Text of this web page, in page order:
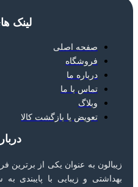
لینک
صفحه اصلی
فروشگاه
درباره ما
تماس با ما
وبلاگ
تعویض یا بازگشت کالا
زیبالون به عنوان یکی از برترین